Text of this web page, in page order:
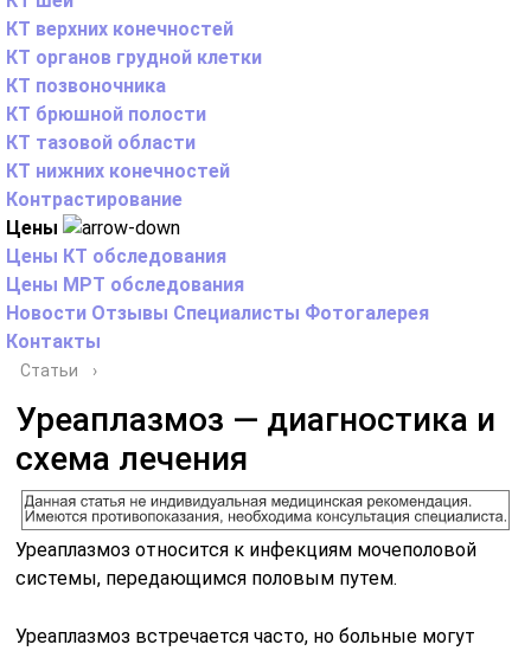
КТ верхних конечностей
КТ органов грудной клетки
КТ позвоночника
КТ брюшной полости
КТ тазовой области
КТ нижних конечностей
Контрастирование
Цены
Цены КТ обследования
Цены МРТ обследования
Новости Отзывы Специалисты Фотогалерея
Контакты
Статьи ›
Уреаплазмоз — диагностика и
схема лечения
Уреаплазмоз относится к инфекциям мочеполовой
системы, передающимся половым путем.
Уреаплазмоз встречается часто, но больные могут